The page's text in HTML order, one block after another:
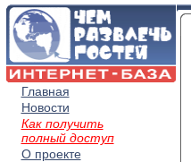
Главная
Новости
Как получить
полный доступ
О проекте